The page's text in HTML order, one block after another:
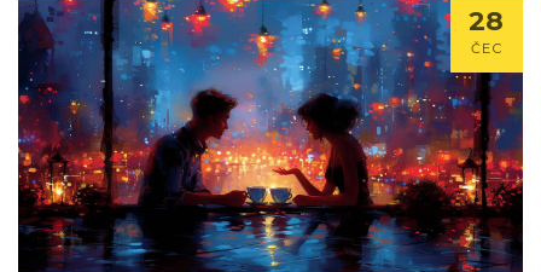
28
ČEC